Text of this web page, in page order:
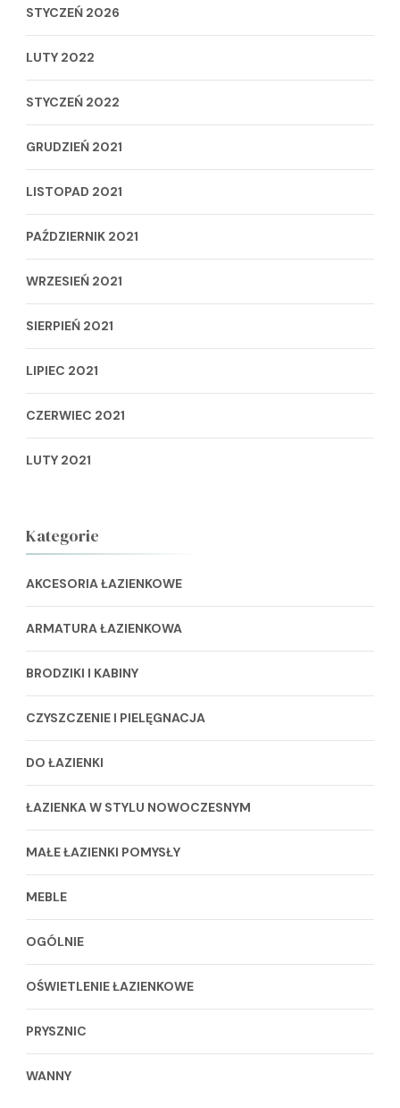
STYCZEŃ 2026
LUTY 2022
STYCZEŃ 2022
GRUDZIEŃ 2021
LISTOPAD 2021
PAŹDZIERNIK 2021
WRZESIEŃ 2021
SIERPIEŃ 2021
LIPIEC 2021
CZERWIEC 2021
LUTY 2021
Kategorie
AKCESORIA ŁAZIENKOWE
ARMATURA ŁAZIENKOWA
BRODZIKI I KABINY
CZYSZCZENIE I PIELĘGNACJA
DO ŁAZIENKI
ŁAZIENKA W STYLU NOWOCZESNYM
MAŁE ŁAZIENKI POMYSŁY
MEBLE
OGÓLNIE
OŚWIETLENIE ŁAZIENKOWE
PRYSZNIC
WANNY